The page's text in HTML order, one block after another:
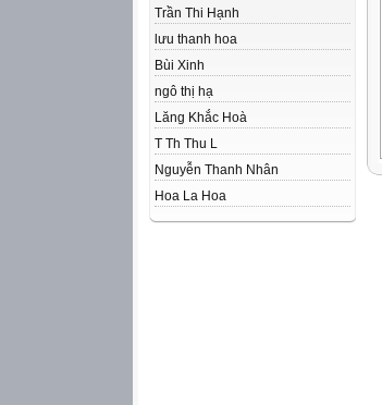
Trần Thi Hạnh
lưu thanh hoa
Bùi Xinh
ngô thị hạ
Lăng Khắc Hoà
T Th Thu L
Nguyễn Thanh Nhân
Hoa La Hoa